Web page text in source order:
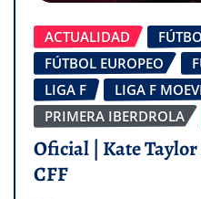
ACTUALIDAD
FÚTBOL EUROPEO
LIGA F
LIGA F
PRIMERA IBERDROLA
Oficial | Kate
CFF